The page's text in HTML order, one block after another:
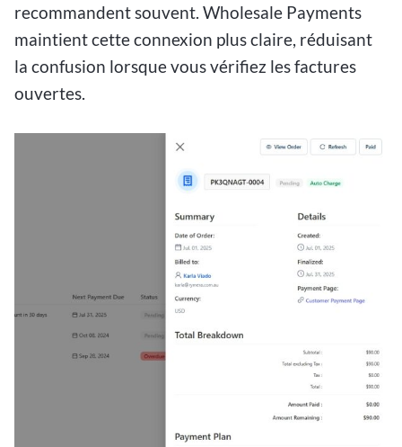
recommandent souvent. Wholesale Payments
maintient cette connexion plus claire, réduisant
la confusion lorsque vous vérifiez les factures
ouvertes.